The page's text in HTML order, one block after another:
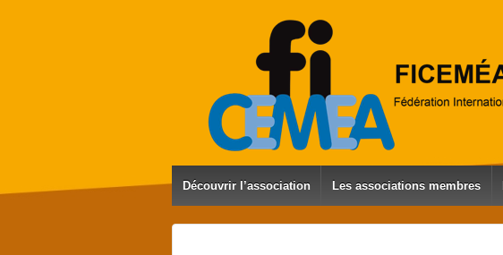
Découvrir l’association Les associations membres